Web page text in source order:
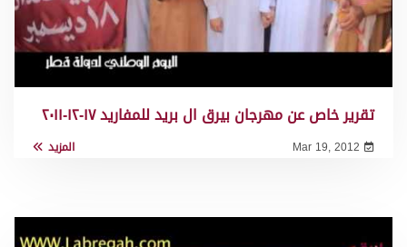
تقرير خاص عن مهرجان بيرق ال بريد للمفاريد ١٧-١٢-٢٠١١
Mar 19, 2012 المزيد